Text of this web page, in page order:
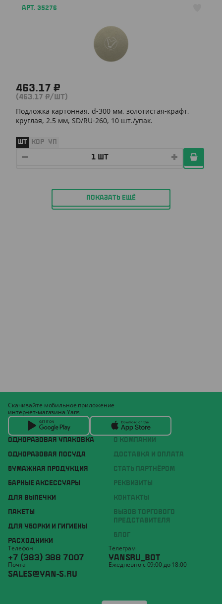
АРТ. 35276
463.17 ₽
(463.17 ₽/ШТ)
Подложка картонная, d-300 мм, золотистая-крафт,
круглая, 2.5 мм, SD/RU-260, 10 шт./упак.
ШТ КОР УП
ПОКАЗАТЬ ЕЩЁ
ОДНОРАЗОВАЯ УПАКОВКА
ОДНОРАЗОВАЯ ПОСУДА
БУМАЖНАЯ ПРОДУКЦИЯ
БАРНЫЕ АКСЕССУАРЫ
ДЛЯ ВЫПЕЧКИ
ПАКЕТЫ
ДЛЯ УБОРКИ И ГИГИЕНЫ
РАСХОДНИКИ
О КОМПАНИИ
ДОСТАВКА И ОПЛАТА
СТАТЬ ПАРТНЁРОМ
РЕКВИЗИТЫ
КОНТАКТЫ
ВЫЗОВ ТОРГОВОГО
ПРЕДСТАВИТЕЛЯ
БЛОГ
Скачивайте мобильное приложение
интернет-магазина Yans
Телефон
+7 (383) 388 7007
Телеграм
YANSRU_BOT
Почта
SALES@YAN-S.RU
Ежедневно с 09:00 до 18:00